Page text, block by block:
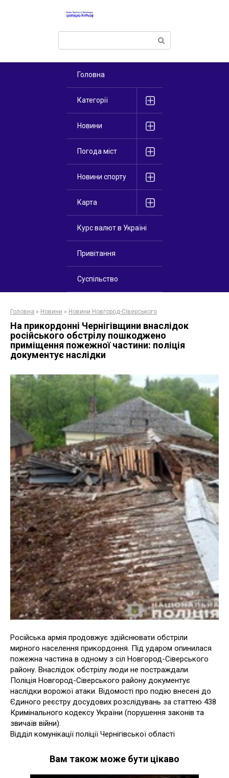
Поиск:
Головна
Категорії
Новини
Погода міст
Новини спорту
Карта
Курс валют в Україні
Привітання
Суспільство
Головна » Новини » Новини Новгород-Сіверського
На прикордонні Чернігівщини внаслідок
російського обстрілу пошкоджено
приміщення пожежної частини: поліція
документує наслідки
Російська армія продовжує здійснювати обстріли
мирного населення прикордоння. Під ударом опинилася
пожежна частина в одному з сіл Новгород-Сіверського
району. Внаслідок обстрілу люди не постраждали.
Поліція Новгород-Сіверського району документує
наслідки ворожої атаки. Відомості про подію внесені до
Єдиного реєстру досудових розслідувань за статтею 438
Кримінального кодексу України (порушення законів та
звичаїв війни).
Відділ комунікації поліції Чернігівської області
Вам також може бути цікаво